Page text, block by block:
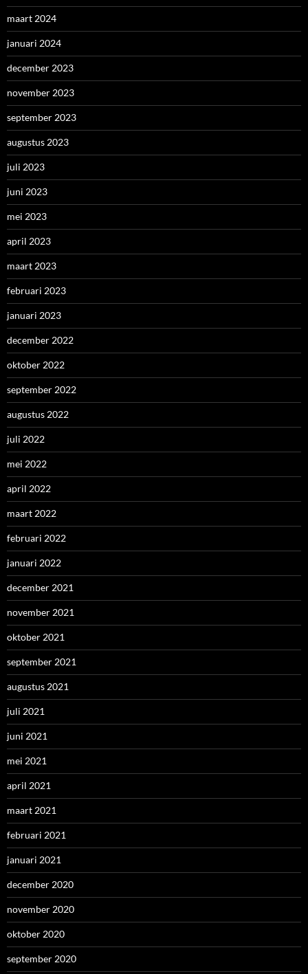
maart 2024
januari 2024
december 2023
november 2023
september 2023
augustus 2023
juli 2023
juni 2023
mei 2023
april 2023
maart 2023
februari 2023
januari 2023
december 2022
oktober 2022
september 2022
augustus 2022
juli 2022
mei 2022
april 2022
maart 2022
februari 2022
januari 2022
december 2021
november 2021
oktober 2021
september 2021
augustus 2021
juli 2021
juni 2021
mei 2021
april 2021
maart 2021
februari 2021
januari 2021
december 2020
november 2020
oktober 2020
september 2020